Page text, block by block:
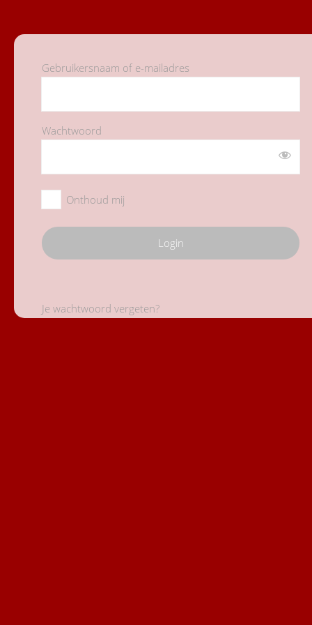
Gebruikersnaam of e-mailadres
Wachtwoord
Onthoud mij
Je wachtwoord vergeten?